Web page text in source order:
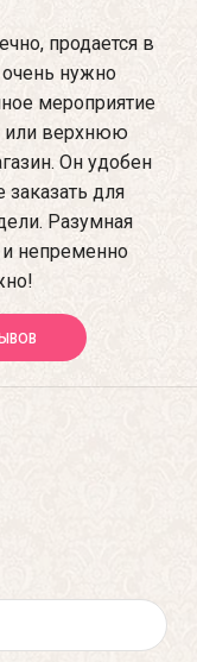
продается в
нужно
мероприятие
или верхнюю
Он удобен
для
Разумная
и непременно